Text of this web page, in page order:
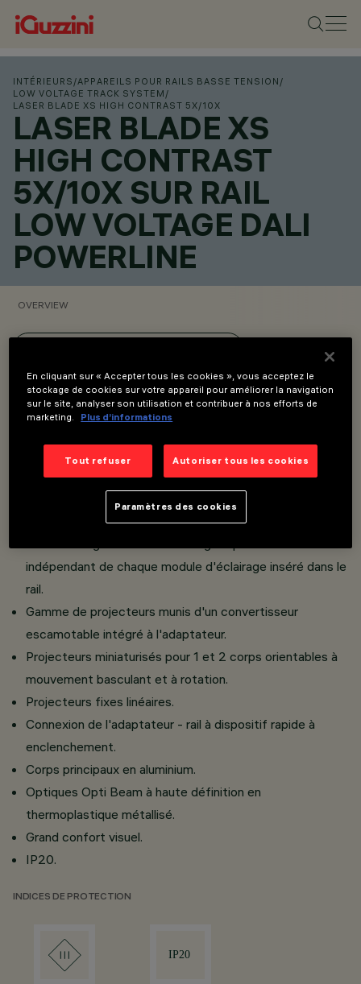
INTÉRIEURS /APPAREILS POUR RAILS BASSE TENSION /
LOW VOLTAGE TRACK SYSTEM /
LASER BLADE XS HIGH CONTRAST 5X/10X
LASER BLADE XS
HIGH CONTRAST
5X/10X SUR RAIL
LOW VOLTAGE DALI
POWERLINE
OVERVIEW
Overview
Installation sur rail Basse Tension (48 V).
L'adaptateur thermoplastique comprend le circuit
d'attaque DC/DC avec la fonctionnalité DALI à
indépendant de chaque module d'éclairage inséré dans le
rail.
Gamme de projecteurs munis d'un convertisseur
escamotable intégré à l'adaptateur.
Projecteurs miniaturisés pour 1 et 2 corps orientables à
mouvement basculant et à rotation.
Projecteurs fixes linéaires.
Connexion de l'adaptateur - rail à dispositif rapide à
enclenchement.
Corps principaux en aluminium.
Optiques Opti Beam à haute définition en
thermoplastique métallisé.
Grand confort visuel.
IP20.
INDICES DE PROTECTION
En cliquant sur « Accepter tous les cookies », vous acceptez le
stockage de cookies sur votre appareil pour améliorer la navigation
sur le site, analyser son utilisation et contribuer à nos efforts de
marketing.
Plus d’informations
Tout refuser Autoriser tous les cookies
Paramètres des cookies